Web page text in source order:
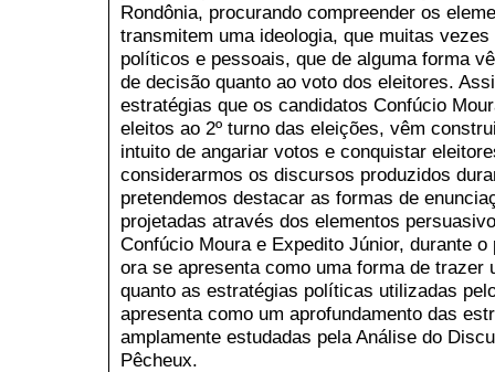
Rondônia, procurando compreender os
transmitem uma ideologia, que muitas
políticos e pessoais, que de alguma forma
de decisão quanto ao voto dos eleitores.
estratégias que os candidatos Confúcio
eleitos ao 2º turno das eleições, vêm
intuito de angariar votos e conquistar
considerarmos os discursos produzidos
pretendemos destacar as formas de
projetadas através dos elementos
Confúcio Moura e Expedito Júnior, durante
ora se apresenta como uma forma de trazer
quanto as estratégias políticas utilizadas
apresenta como um aprofundamento das
amplamente estudadas pela Análise do
Pêcheux.